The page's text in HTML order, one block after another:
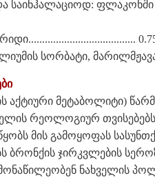
საინჰალაციოდ:
სორბატი,
აქტიური მეტაბოლიტი)
რეოლოგიურ თვისებებს,
მის გამოყოფას
ჯირკვლების
ნახველის